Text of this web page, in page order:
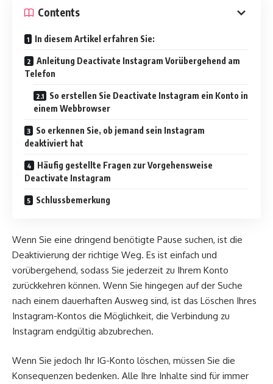
Contents
In diesem Artikel erfahren Sie:
Anleitung Deactivate Instagram Vorübergehend am
Telefon
So erstellen Sie Deactivate Instagram ein Konto in
einem Webbrowser
So erkennen Sie, ob jemand sein Instagram
deaktiviert hat
Häufig gestellte Fragen zur Vorgehensweise
Deactivate Instagram
Schlussbemerkung
Wenn Sie eine dringend benötigte Pause suchen, ist die
Deaktivierung der richtige Weg. Es ist einfach und
vorübergehend, sodass Sie jederzeit zu Ihrem Konto
zurückkehren können. Wenn Sie hingegen auf der Suche
nach einem dauerhaften Ausweg sind, ist das Löschen Ihres
Instagram-Kontos die Möglichkeit, die Verbindung zu
Instagram endgültig abzubrechen.
Wenn Sie jedoch Ihr IG-Konto löschen, müssen Sie die
Konsequenzen bedenken. Alle Ihre Inhalte sind für immer